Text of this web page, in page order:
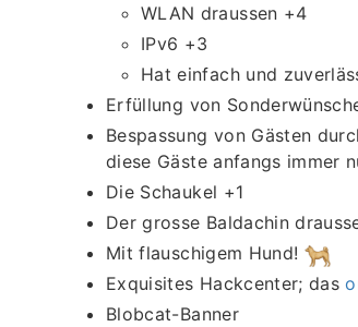
WLAN draussen +4
IPv6 +3
Hat einfach und
Erfüllung von
Bespassung von Gästen
diese Gäste anfangs immer
Die Schaukel +1
Der grosse Baldachin
Mit flauschigem Hund!
Exquisites Hackcenter; das
Blobcat-Banner